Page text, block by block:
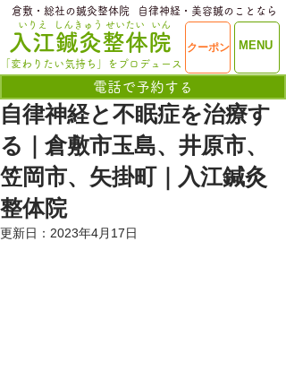
ME
​入江鍼灸整体院
いりえ
MENU
クーポン
電話で予約する
せいたい
しんきゅう いん
「変わりたい気持ち」をプロデュース
​倉敷・総社の鍼灸整体院 ​自律神経・美容鍼のことなら
自律神経と不眠症を治療す
る｜倉敷市玉島、井原市、
笠岡市、矢掛町｜入江鍼灸
整体院
更新日： 2023年4月17日